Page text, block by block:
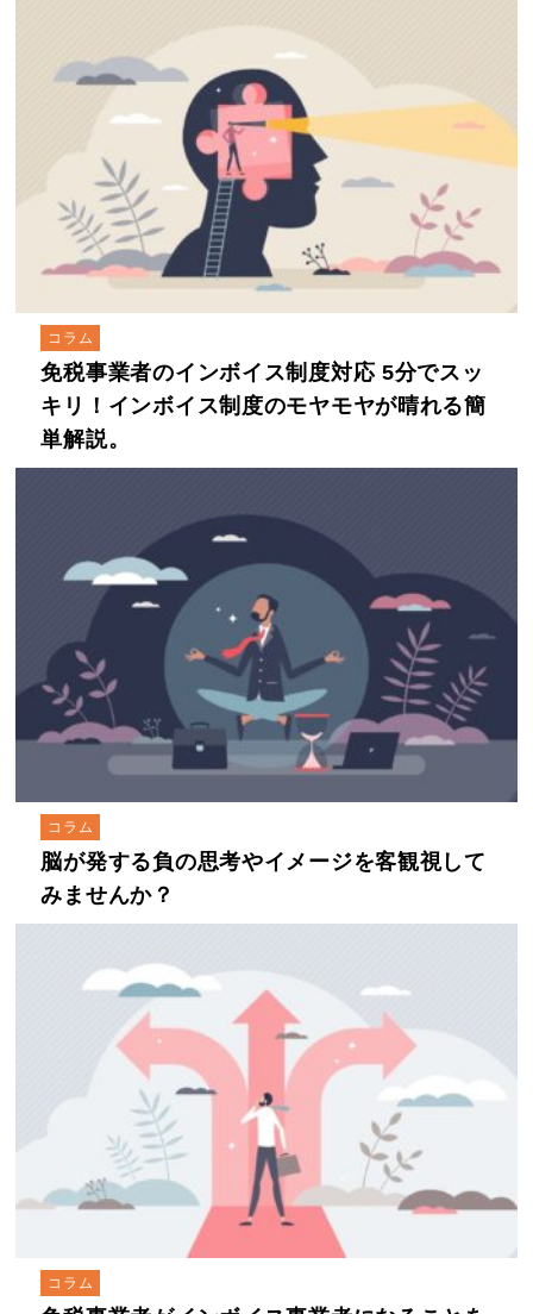
コラム
免税事業者のインボイス制度対応 5分でスッ
キリ！インボイス制度のモヤモヤが晴れる簡
単解説。
コラム
脳が発する負の思考やイメージを客観視して
みませんか？
コラム